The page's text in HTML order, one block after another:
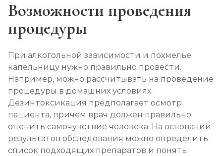
Возможности проведения
процедуры
При алкогольной зависимости и похмелье
капельницу нужно правильно провести.
Например, можно рассчитывать на проведение
процедуры в домашних условиях.
Дезинтоксикация предполагает осмотр
пациента, причем врач должен правильно
оценить самочувствие человека. На основании
результатов обследования можно определить
список подходящих препаратов и понять